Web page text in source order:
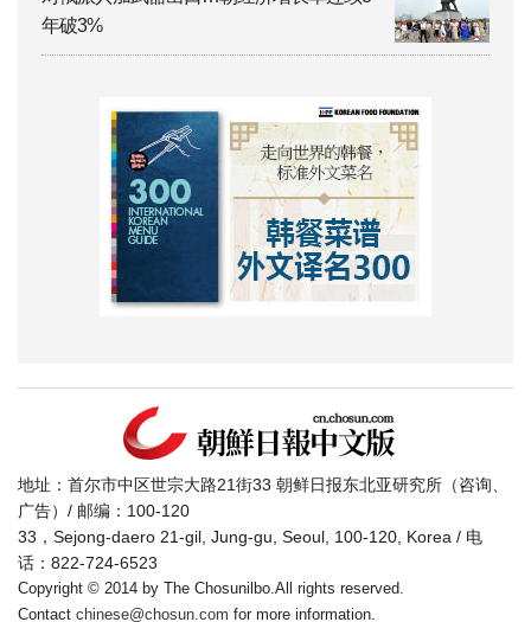
年破3%
地址：首尔市中区世宗大路21街33 朝鲜日报东北亚研究所（咨询、
广告）/ 邮编：100-120
33，Sejong-daero 21-gil, Jung-gu, Seoul, 100-120, Korea / 电
话：822-724-6523
Copyright © 2014 by The Chosunilbo.All rights reserved.
Contact chinese@chosun.com for more information.